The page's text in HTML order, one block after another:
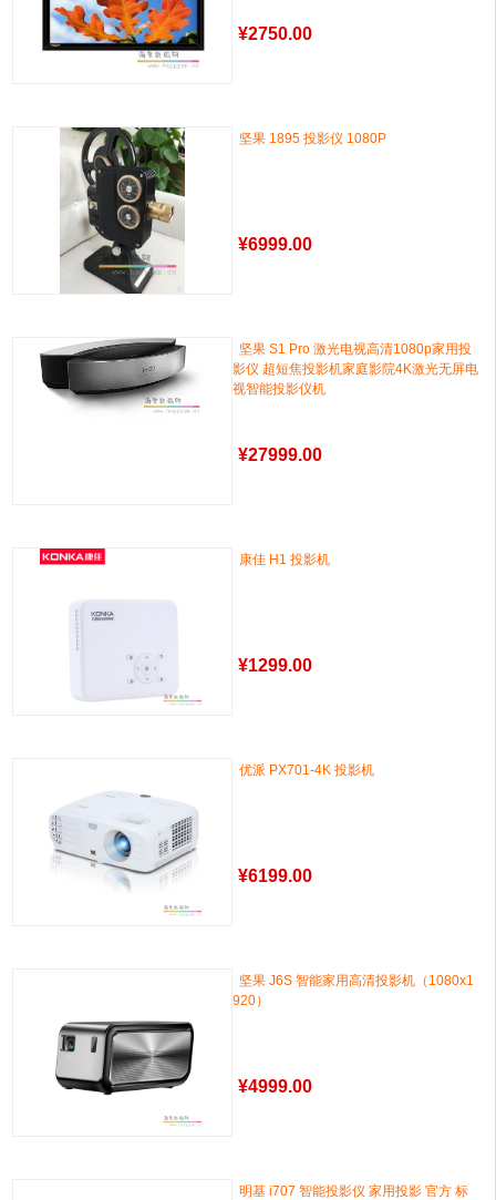
¥2750.00
坚果 1895 投影仪 1080P
¥6999.00
坚果 S1 Pro 激光电视高清1080p家用投
影仪 超短焦投影机家庭影院4K激光无屏电
视智能投影仪机
¥27999.00
康佳 H1 投影机
¥1299.00
优派 PX701-4K 投影机
¥6199.00
坚果 J6S 智能家用高清投影机（1080x1
920）
¥4999.00
明基 i707 智能投影仪 家用投影 官方 标